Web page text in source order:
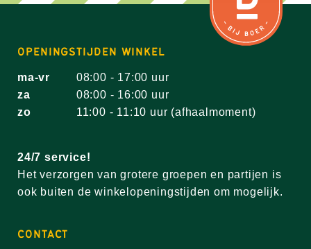
OPENINGSTIJDEN WINKEL
ma-vr
08:00 - 17:00 uur
za
08:00 - 16:00 uur
zo
11:00 - 11:10 uur (afhaalmoment)
24/7 service!
Het verzorgen van grotere groepen en partijen is
ook buiten de winkelopeningstijden om mogelijk.
CONTACT